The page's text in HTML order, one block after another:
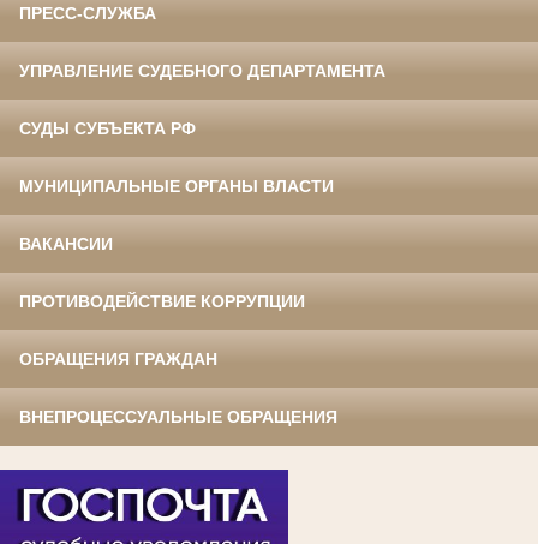
ПРЕСС-СЛУЖБА
УПРАВЛЕНИЕ СУДЕБНОГО ДЕПАРТАМЕНТА
СУДЫ СУБЪЕКТА РФ
МУНИЦИПАЛЬНЫЕ ОРГАНЫ ВЛАСТИ
ВАКАНСИИ
ПРОТИВОДЕЙСТВИЕ КОРРУПЦИИ
ОБРАЩЕНИЯ ГРАЖДАН
ВНЕПРОЦЕССУАЛЬНЫЕ ОБРАЩЕНИЯ